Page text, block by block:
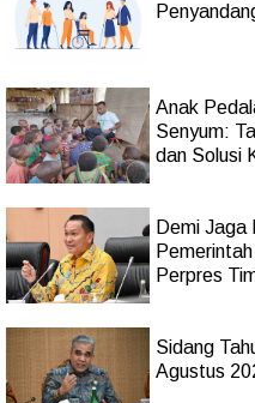
Anak
Senyum:
dan Solusi
Demi Jaga
Perpres
Sidang
Agustus